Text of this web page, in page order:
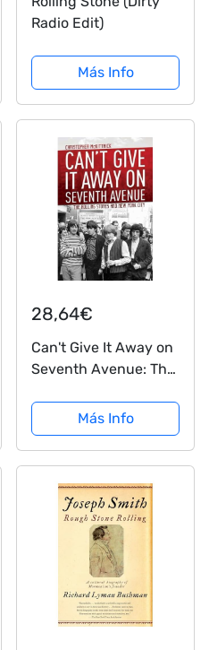
Radio Edit)
Más Info
28,64€
Can't Give It Away on
Seventh Avenue: The
New York City
Más Info